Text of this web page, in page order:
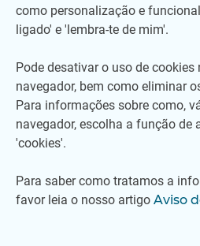
como personalização e
ligado' e 'lembra-te de mim'.
Pode desativar o uso de
navegador, bem como eliminar
Para informações sobre como,
navegador, escolha a função de
'cookies'.
Para saber como tratamos a
favor leia o nosso artigo Aviso